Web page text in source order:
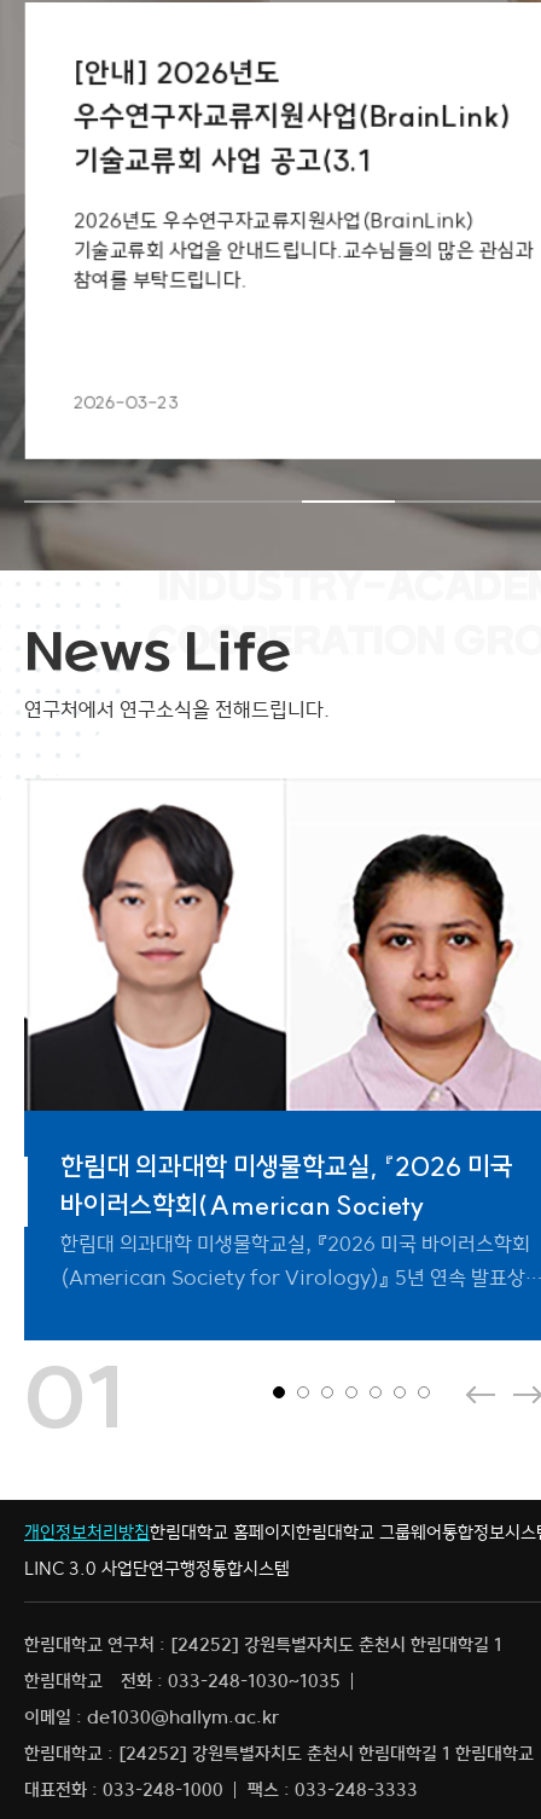
[안내] 2026년도
우수연구자교류지원사업(BrainLink)
기술교류회 사업 공고(3.1
2026년도 우수연구자교류지원사업(BrainLink)
기술교류회 사업을 안내드립니다.교수님들의 많은 관심과
참여를 부탁드립니다.
2026-03-23
News Life
연구처에서 연구소식을 전해드립니다.
한림대 의과대학 미생물학교실, 『2026 미국
바이러스학회(American Society
한림대 의과대학 미생물학교실, 『2026 미국 바이러스학회
(American Society for Virology)』 5년 연속 발표상
한림대 반도체·디스플레이스쿨 이종민 교수
연구팀, 플라즈모닉 전자기장 증강 구현 ‘금
나노
한림대 반도체 디스플레이스쿨 이종민 교수 연구팀,
플라즈모닉 전자기장 증강 구현 금 나노클러스터 플랫폼
강하고 균일한 플
한림대 융합신소재공학전공 박민 교수 연구팀,
알츠하이머 조기 진단 위한 생체모방형
바이오센
한림대 융합신소재공학전공 박민 교수 연구팀, 알츠하이머
조기 진단 위한 생체모방형 바이오센서 개발- SCI급
한림대의료원, 네이처 인덱스 연구경쟁력 평가
국내 8위
한림대의료원, 네이처 인덱스 연구경쟁력 평가 국내 8위-
네이처 인덱스 2026 연구 선도기관 의료 부문 국내 8위
한림대학교 뇌혈관질환선도연구센터
Healthcare Innovation Lab, 디지털헬스
한림대학교 뇌혈관질환선도연구센터 Healthcare
Innovation Lab, 디지털헬스 및 노화 연구 분야에서
김연준
한림대 임상치의학대학원, 생리식염수와
플라즈마로 치아 신경치료 소독 가능성 확인
한림대 임상치의학대학원, 생리식염수와 플라즈마로 치아
신경치료 소독 가능성 확인- 기존 예비 임상시험에 이어 실제
유정효
한림대 박성미 교수 연구팀, 다중 에이전트 기반
보이스피싱 시뮬레이션 ‘VishBox’ 연
한림대 박성미 교수 연구팀, 다중 에이전트 기반 보이스피싱
시뮬레이션 VishBox 연구 성과 잇달아 발표- AI 에이전트
01
개인정보처리방침한림대학교 홈페이지한림대학교 그룹웨어통합정보시스
LINC 3.0 사업단연구행정통합시스템
한림대학교 연구처 : [24252] 강원특별자치도 춘천시 한림대학길 1
한림대학교
전화 : 033-248-1030~1035
이메일 : de1030@hallym.ac.kr
한림대학교 : [24252] 강원특별자치도 춘천시 한림대학길 1 한림대학교
대표전화 : 033-248-1000
팩스 : 033-248-3333